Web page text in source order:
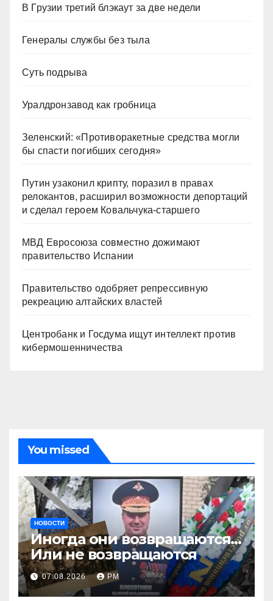
В Грузии третий блэкаут за две недели
Генералы службы без тыла
Суть подрыва
Уралдронзавод как гробница
Зеленский: «Противоракетные средства могли
бы спасти погибших сегодня»
Путин узаконил крипту, поразил в правах
релокантов, расширил возможности депортаций
и сделал героем Ковальчука-старшего
МВД Евросоюза совместно дожимают
правительство Испании
Правительство одобряет репрессивную
рекреацию алтайских властей
Центробанк и Госдума ищут интеллект против
кибермошенничества
You missed
НОВОСТИ
Иногда они возвращаются…
Или не возвращаются
07.08.2026 РМ